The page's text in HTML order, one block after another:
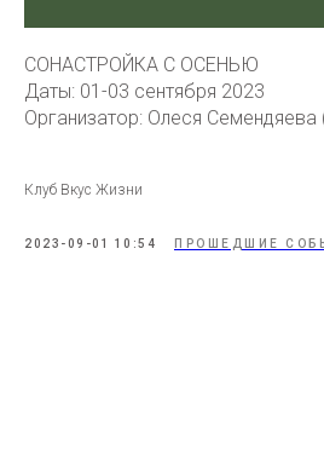
СОНАСТРОЙКА С ОСЕНЬЮ
Даты: 01-03 сентября 2023
Организатор: Олеся Семендяева
Клуб Вкус Жизни
2023-09-01 10:54 ПРОШЕДШИЕ